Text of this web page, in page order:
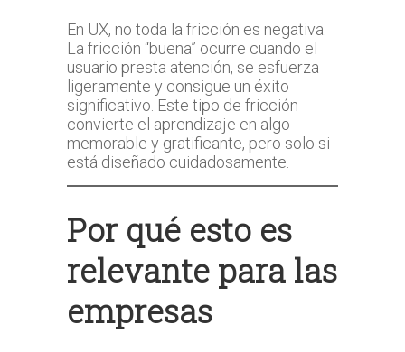
En UX, no toda la fricción es negativa.
La fricción “buena” ocurre cuando el
usuario presta atención, se esfuerza
ligeramente y consigue un éxito
significativo. Este tipo de fricción
convierte el aprendizaje en algo
memorable y gratificante, pero solo si
está diseñado cuidadosamente.
Por qué esto es
relevante para las
empresas